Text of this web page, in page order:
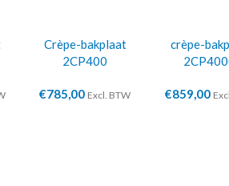
Crèpe-bakplaat
2CP400
€785,00 Excl. BTW
crèpe-
€859,00